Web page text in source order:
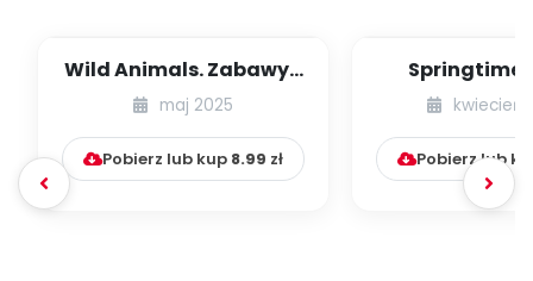
Wild Animals. Zabawy z
językiem angielskim na
czerwiec...
maj 2025
Pobierz lub kup 8.99 zł
Springtime
Zabawy z
angielskim
kwiecień
Pobierz lub